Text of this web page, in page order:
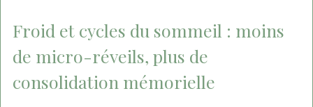
external)
Froid et cycles du sommeil : moins
de micro-réveils, plus de
consolidation mémorielle